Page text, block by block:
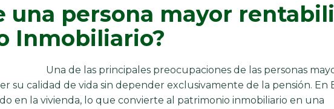
una persona mayor
Inmobiliario?
Una de las principales preocupaciones de las personas
su calidad de vida sin depender exclusivamente de la pensión. En
en la vivienda, lo que convierte al patrimonio inmobiliario en una